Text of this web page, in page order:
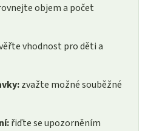
objem a počet
vhodnost pro děti a
zvažte možné souběžné
řiďte se upozorněním